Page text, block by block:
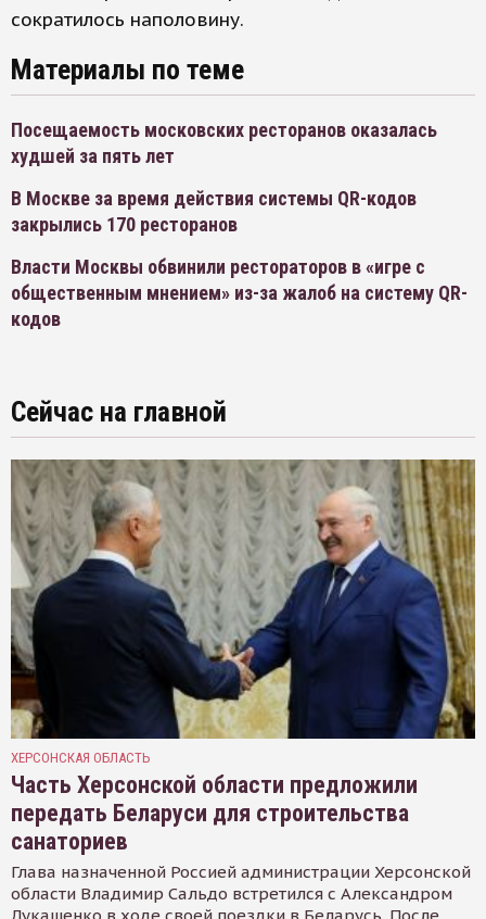
сократилось наполовину.
Материалы по теме
Посещаемость московских ресторанов оказалась
худшей за пять лет
В Москве за время действия системы QR-кодов
закрылись 170 ресторанов
Власти Москвы обвинили рестораторов в «игре с
общественным мнением» из-за жалоб на систему QR-
кодов
Сейчас на главной
ХЕРСОНСКАЯ ОБЛАСТЬ
Часть Херсонской области предложили
передать Беларуси для строительства
санаториев
Глава назначенной Россией администрации Херсонской
области Владимир Сальдо встретился с Александром